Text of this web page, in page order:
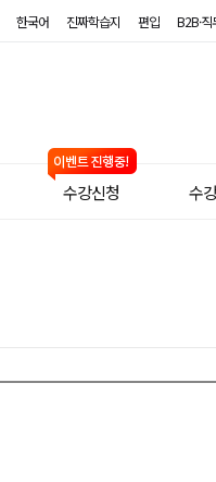
한국어 진짜학습지 편입 B2B·
수강신청 수